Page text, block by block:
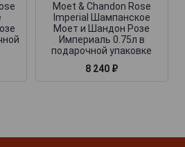
Moet & Chandon Rose
Imperial Шампанское
Моет и Шандон Розе
Империаль 0.75л в
подарочной упаковке
8 240 ₽